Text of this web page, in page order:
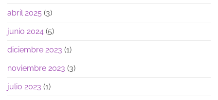
abril 2025 (3)
junio 2024 (5)
diciembre 2023 (1)
noviembre 2023 (3)
julio 2023 (1)